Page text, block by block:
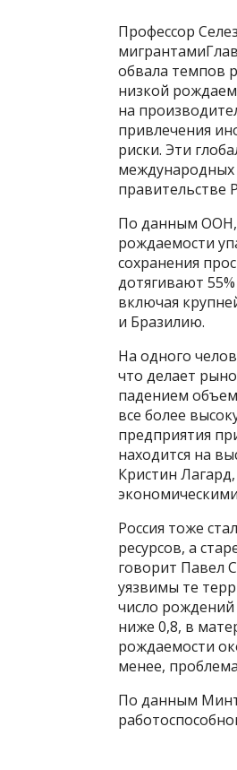
Профессор
обвала темпов
низкой
на
привлечения
риски. Эти
международных
правительстве
По данным ООН,
рождаемости
сохранения
дотягивают
включая
и Бразилию.
На одного
что делает
падением
все более
предприятия
находится на
Кристин
Россия тоже
ресурсов, а
говорит Павел
уязвимы те
число
ниже 0,8, в
рождаемости
менее,
По данным